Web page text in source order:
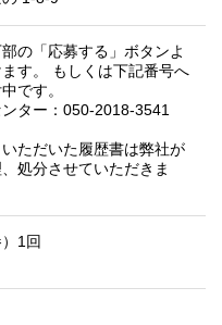
の「応募する」ボタンよ
す。 もしくは下記番号へ
です。
ター：050-2018-3541
ただいた履歴書は弊社が
処分させていただきま
1回